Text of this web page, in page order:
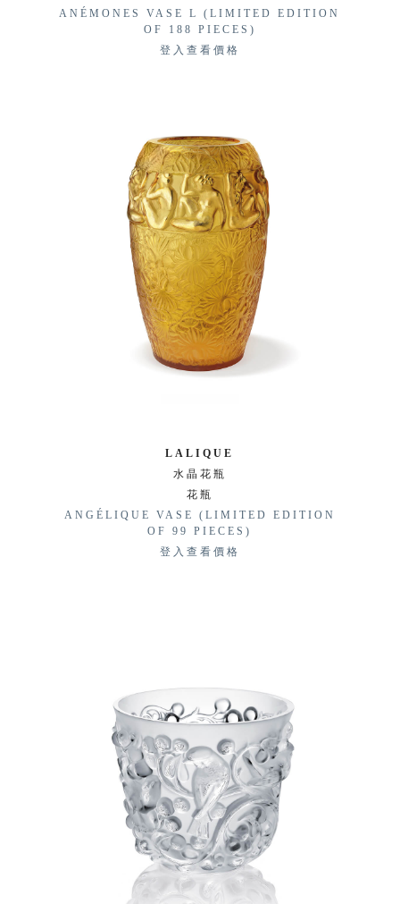
ANÉMONES VASE L (LIMITED EDITION
OF 188 PIECES)
登入查看價格
LALIQUE
水晶花瓶
花瓶
ANGÉLIQUE VASE (LIMITED EDITION
OF 99 PIECES)
登入查看價格